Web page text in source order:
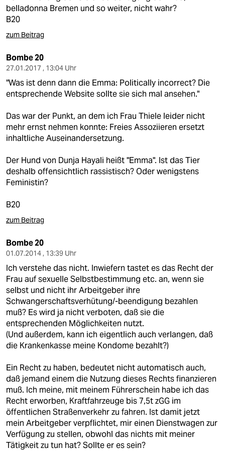
belladonna Bremen und so weiter, nicht wahr?
B20
zum Beitrag
Bombe 20
27.01.2017 , 13:04 Uhr
"Was ist denn dann die Emma: Politically incorrect? Die
entsprechende Website sollte sie sich mal ansehen."
Das war der Punkt, an dem ich Frau Thiele leider nicht
mehr ernst nehmen konnte: Freies Assoziieren ersetzt
inhaltliche Auseinandersetzung.
Der Hund von Dunja Hayali heißt "Emma". Ist das Tier
deshalb offensichtlich rassistisch? Oder wenigstens
Feministin?
B20
zum Beitrag
Bombe 20
01.07.2014 , 13:39 Uhr
Ich verstehe das nicht. Inwiefern tastet es das Recht der
Frau auf sexuelle Selbstbestimmung etc. an, wenn sie
selbst und nicht ihr Arbeitgeber ihre
Schwangerschaftsverhütung/-beendigung bezahlen
muß? Es wird ja nicht verboten, daß sie die
entsprechenden Möglichkeiten nutzt.
(Und außerdem, kann ich eigentlich auch verlangen, daß
die Krankenkasse meine Kondome bezahlt?)
Ein Recht zu haben, bedeutet nicht automatisch auch,
daß jemand einem die Nutzung dieses Rechts finanzieren
muß. Ich meine, mit meinem Führerschein habe ich das
Recht erworben, Kraftfahrzeuge bis 7,5t zGG im
öffentlichen Straßenverkehr zu fahren. Ist damit jetzt
mein Arbeitgeber verpflichtet, mir einen Dienstwagen zur
Verfügung zu stellen, obwohl das nichts mit meiner
Tätigkeit zu tun hat? Sollte er es sein?